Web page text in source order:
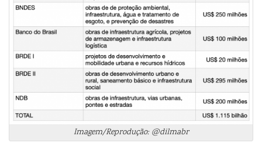
Imagem/Reprodução: @dilmabr